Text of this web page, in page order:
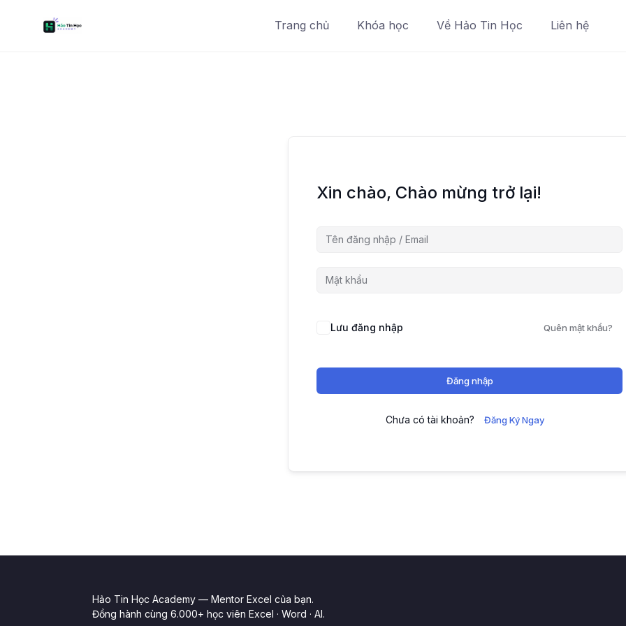
Trang chủ Khóa học Về Hảo Tin Học Liên hệ
Xin chào, Chào mừng trở lại!
Lưu đăng nhập Quên mật khẩu?
Đăng nhập
Chưa có tài khoản? Đăng Ký Ngay
Hảo Tin Học Academy — Mentor Excel của bạn.
Đồng hành cùng 6.000+ học viên Excel · Word · AI.